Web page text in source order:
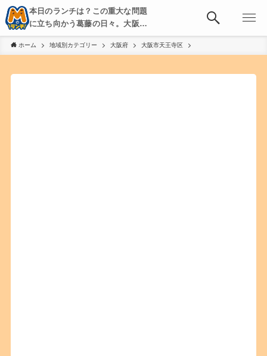
本日のランチは？この重大な問題
に立ち向かう葛藤の日々。大阪・
京都・神戸を中心とした食べ歩
き、飲み歩きを綴る。
ホーム 地域別カテゴリー 大阪府 大阪市天王寺区